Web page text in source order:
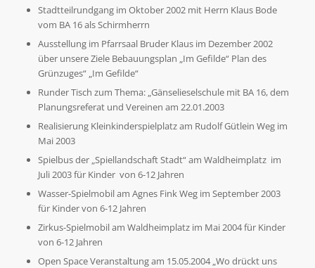
Stadtteilrundgang im Oktober 2002 mit Herrn Klaus Bode
vom BA 16 als Schirmherrn
Ausstellung im Pfarrsaal Bruder Klaus im Dezember 2002
über unsere Ziele Bebauungsplan „Im Gefilde“ Plan des
Grünzuges“ „Im Gefilde“
Runder Tisch zum Thema: „Gänselieselschule mit BA 16, dem
Planungsreferat und Vereinen am 22.01.2003
Realisierung Kleinkinderspielplatz am Rudolf Gütlein Weg im
Mai 2003
Spielbus der „Spiellandschaft Stadt“ am Waldheimplatz im
Juli 2003 für Kinder von 6-12 Jahren
Wasser-Spielmobil am Agnes Fink Weg im September 2003
für Kinder von 6-12 Jahren
Zirkus-Spielmobil am Waldheimplatz im Mai 2004 für Kinder
von 6-12 Jahren
Open Space Veranstaltung am 15.05.2004 „Wo drückt uns